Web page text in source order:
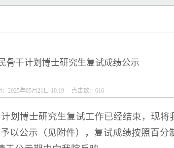
骨干计划博士研究生复试成绩公示
2025年05月21日 10:19 点击数： 616
划博士研究生复试工作已经结束，现将
以公示（见附件），复试成绩按照百分